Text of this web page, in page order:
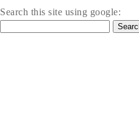
Search this site using google: